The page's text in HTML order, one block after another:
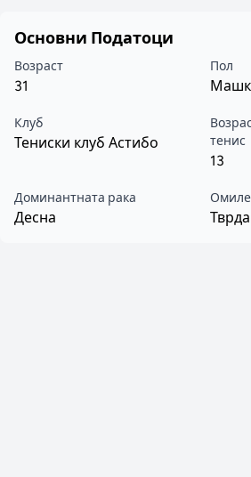
Основни Податоци
Возраст
31
Пол
Клуб
Тениски клуб Астибо
тенис
13
Доминантната рака
Десна Тврда